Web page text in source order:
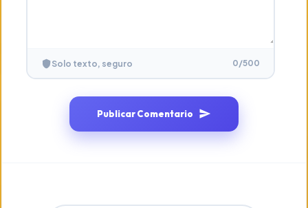
Solo texto, seguro 0/500
Publicar Comentario